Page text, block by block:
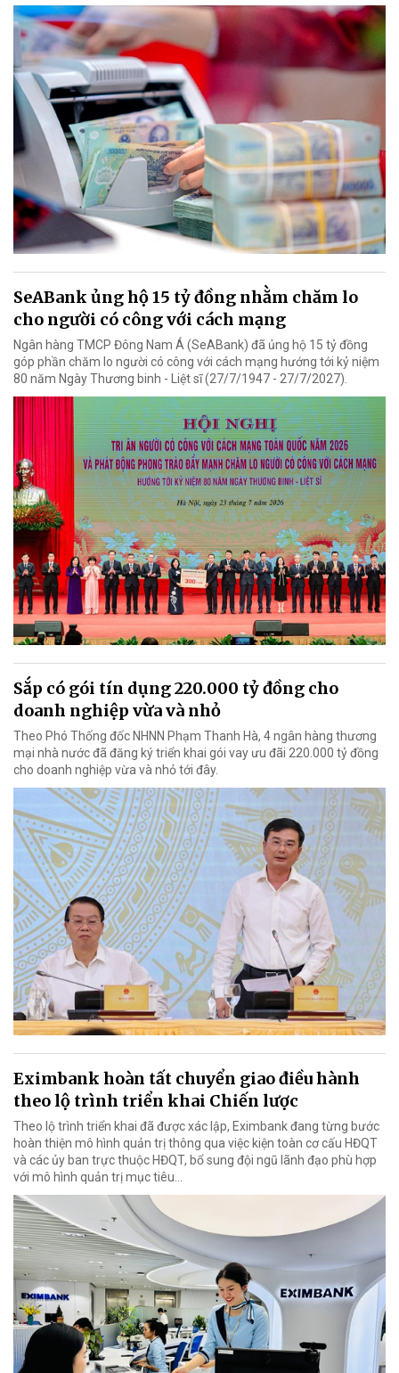
SeABank ủng hộ 15 tỷ đồng nhằm chăm lo
cho người có công với cách mạng
Ngân hàng TMCP Đông Nam Á (SeABank) đã ủng hộ 15 tỷ đồng
góp phần chăm lo người có công với cách mạng hướng tới kỷ niệm
80 năm Ngày Thương binh - Liệt sĩ (27/7/1947 - 27/7/2027).
Sắp có gói tín dụng 220.000 tỷ đồng cho
doanh nghiệp vừa và nhỏ
Theo Phó Thống đốc NHNN Phạm Thanh Hà, 4 ngân hàng thương
mại nhà nước đã đăng ký triển khai gói vay ưu đãi 220.000 tỷ đồng
cho doanh nghiệp vừa và nhỏ tới đây.
Eximbank hoàn tất chuyển giao điều hành
theo lộ trình triển khai Chiến lược
Theo lộ trình triển khai đã được xác lập, Eximbank đang từng bước
hoàn thiện mô hình quản trị thông qua việc kiện toàn cơ cấu HĐQT
và các ủy ban trực thuộc HĐQT, bổ sung đội ngũ lãnh đạo phù hợp
với mô hình quản trị mục tiêu...